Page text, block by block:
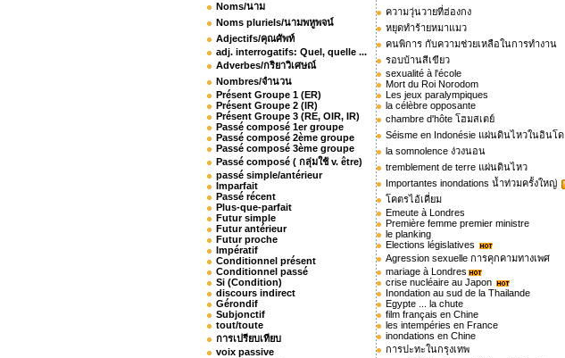
Noms/นาม
Noms pluriels/นามพหูพจน์
Adjectifs/คุณศัพท์
adj. interrogatifs: Quel, quelle ...
Adverbes/กริยาวิเศษณ์
Nombres/จำนวน
Présent Groupe 1 (ER)
Présent Groupe 2 (IR)
Présent Groupe 3 (RE, OIR, IR)
Passé composé 1er groupe
Passé composé 2ème groupe
Passé composé 3ème groupe
Passé composé ( กลุ่มใช้ v. être)
passé simple/antérieur
Imparfait
Passé récent
Plus-que-parfait
Futur simple
Futur antérieur
Futur proche
Impératif
Conditionnel présent
Conditionnel passé
Si (Condition)
discours indirect
Gérondif
Subjonctif
tout/toute
การเปรียบเทียบ
voix passive
ความวุ่นวายที่ฮ่องกง
หยุดทำร้ายหมาแมว
คนพิการ กับความช่วยเหลือในการทำงาน
รอบบ้านสีเขียว
sexualité à l'école
Mort du Roi Norodom
Les jeux paralympiques
la célèbre opposante
chambre d'hôte โฮมสเตย์
Séisme en Indonésie แผ่นดินไหวในอินโด
la somnolence ง่วงนอน
tremblement de terre แผ่นดินไหว
Importantes inondations น้ำท่วมครั้งใหญ่
โคตรไอ้เคี่ยม
Emeute à Londres
Première femme premier ministre
le planking
Elections législatives
Agression sexuelle การคุกคามทางเพศ
mariage à Londres
crise nucléaire au Japon
Inondation au sud de la Thailande
Egypte ... la chute
film français en Chine
les intempéries en France
inondations en Chine
การปะทะในกรุงเทพ